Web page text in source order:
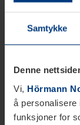
Samtykke
Denne
Vi, Hörmann
å personalisere
funksjoner for